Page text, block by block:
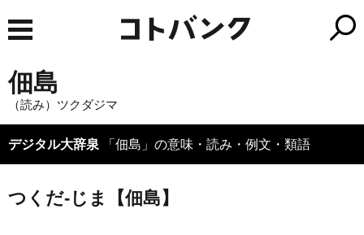
佃島
（読み）ツクダジマ
デジタル大辞泉 「佃島」の意味・読み・例文・類語
つくだ‐じま【佃島】